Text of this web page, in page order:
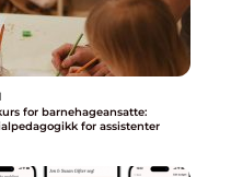
for barnehageansatte:
for assistenter